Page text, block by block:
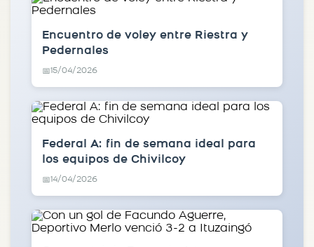
Encuentro de voley entre Riestra y
Pedernales
📅15/04/2026
Federal A: fin de semana ideal para
los equipos de Chivilcoy
📅14/04/2026